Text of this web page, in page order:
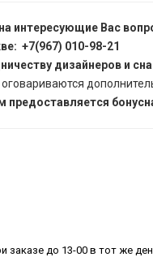
интересующие Вас
+7(967) 010-98-21
дизайнеров и
предоставляется
заказе до 13-00 в тот же